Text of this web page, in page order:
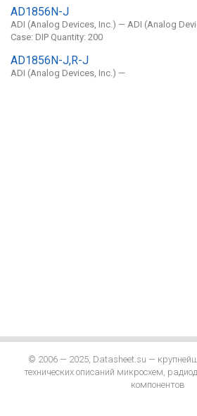
AD1856N-J
ADI (Analog Devices, Inc.) — ADI (Analog
Case: DIP Quantity: 200
AD1856N-J,R-J
ADI (Analog Devices, Inc.) —
© 2006 — 2025, Datasheet.su —
технических описаний микросхем,
компонентов